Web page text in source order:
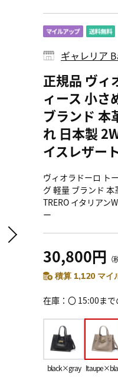
ギャレリア
正規品 ヴィ
ィース 小さ
ブランド 本
れ 日本製
イスレザー
ヴィオラドーロ ト
グ 軽量 ブランド
TRERO イタリアン
ー
30,800円 （
積算 1,120 マイ
在庫 〇 15:00ま
black×gray